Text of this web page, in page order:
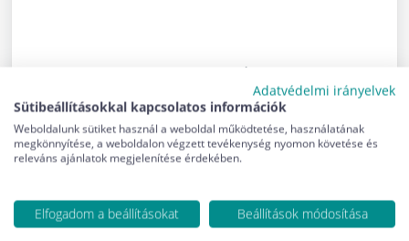
elhatárolás
nettó árbevétele millió
Az adózás előtti eredmény a második esetben 280
tartozó vállalkozás esetében ez a vállalkozásnak
25,2 millió forint adótöbbletet jelent.
Adatvédelmi irányelvek
Sütibeállításokkal kapcsolatos információk
Weboldalunk sütiket használ a weboldal működtetése, használatának
megkönnyítése, a weboldalon végzett tevékenység nyomon követése és
releváns ajánlatok megjelenítése érdekében.
Elfogadom a beállításokat Beállítások módosítása